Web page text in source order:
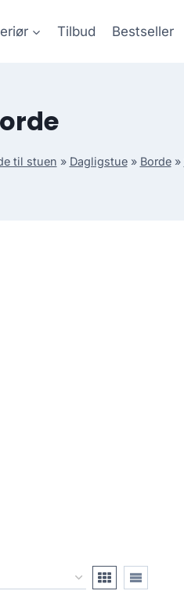
Tilbud Bestseller
til stuen » Dagligstue» Borde»